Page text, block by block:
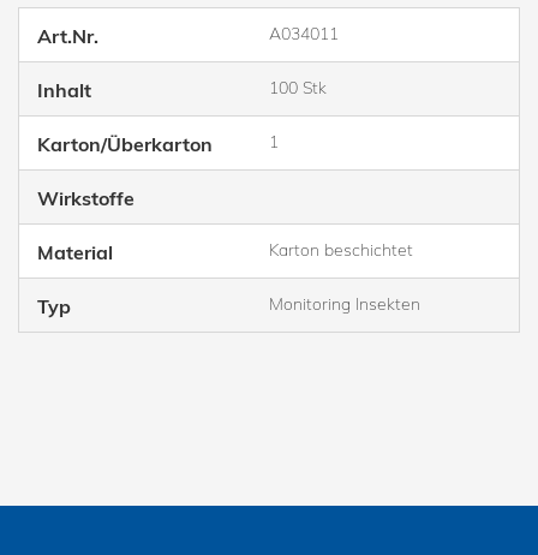
Art.Nr. A034011
Inhalt 100 Stk
Karton/Überkarton 1
Wirkstoffe
Material Karton beschichtet
Typ Monitoring Insekten